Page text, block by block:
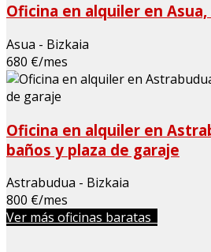
Oficina en alquiler en
Asua - Bizkaia
680 €/mes
Oficina en alquiler en
baños y plaza de garaje
Astrabudua - Bizkaia
800 €/mes
Ver más oficinas baratas